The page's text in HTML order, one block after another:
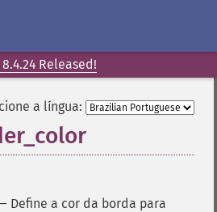
8.4.24 Released!
a língua:
Define a cor da borda para